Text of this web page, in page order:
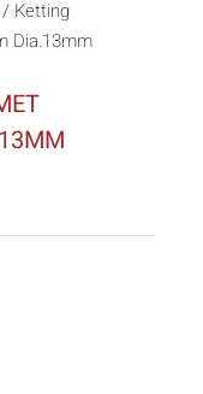
/ Ketting
Dia.13mm